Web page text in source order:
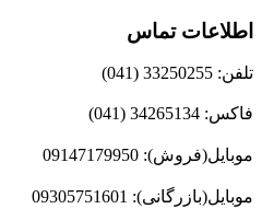
اطلاعات تماس
تلفن: 33250255 (041)
فاکس: 34265134 (041)
موبایل(فروش): 09147179950
موبایل(بازرگانی): 09305751601